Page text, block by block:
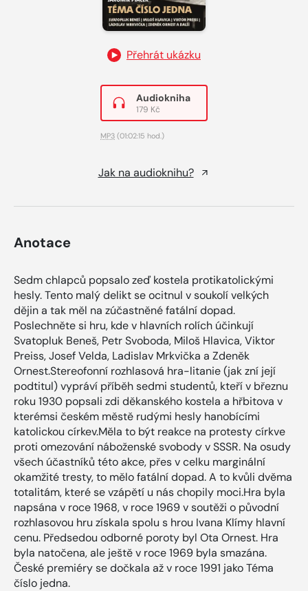
Přehrát ukázku
Audiokniha
179 Kč
MP3 (01:02:15 hod.)
Jak na audioknihu?
Anotace
Sedm chlapců popsalo zeď kostela protikatolickými
hesly. Tento malý delikt se ocitnul v soukolí velkých
dějin a tak měl na zúčastněné fatální dopad.
Poslechněte si hru, kde v hlavních rolích účinkují
Svatopluk Beneš, Petr Svoboda, Miloš Hlavica, Viktor
Preiss, Josef Velda, Ladislav Mrkvička a Zdeněk
Ornest.Stereofonní rozhlasová hra-litanie (jak zní její
podtitul) vypráví příběh sedmi studentů, kteří v březnu
roku 1930 popsali zdi děkanského kostela a hřbitova v
kterémsi českém městě rudými hesly hanobícími
katolickou církev.Měla to být reakce na protesty církve
proti omezování náboženské svobody v SSSR. Na osudy
všech účastníků této akce, přes v celku marginální
okamžité tresty, to mělo fatální dopad. A to kvůli dvěma
totalitám, které se vzápětí u nás chopily moci.Hra byla
napsána v roce 1968, v roce 1969 v soutěži o původní
rozhlasovou hru získala spolu s hrou Ivana Klímy hlavní
cenu. Předsedou odborné poroty byl Ota Ornest. Hra
byla natočena, ale ještě v roce 1969 byla smazána.
České premiéry se dočkala až v roce 1991 jako Téma
číslo jedna.